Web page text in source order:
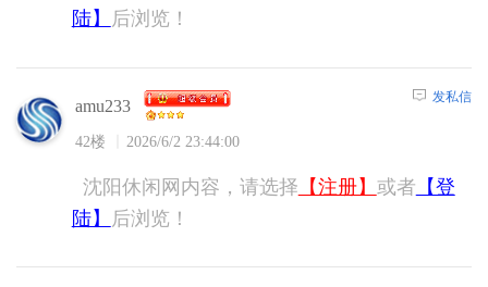
陆】
后浏览！
amu233
42楼 2026/6/2 23:44:00
发私信
沈阳休闲网内容，请选择 【注册】 或者 【登
陆】
后浏览！